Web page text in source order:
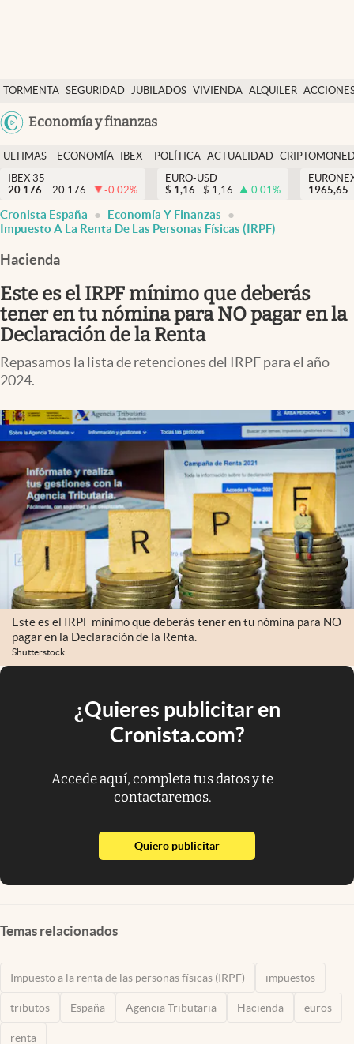
TORMENTA SEGURIDAD JUBILADOS VIVIENDA ALQUILER
USA
Economía y finanzas
Economía y finanzas
Política
Actualidad
Criptomonedas
España
ULTIMAS
NOTICIAS
ECONOMÍA
FINANZAS
IBEX
EURO
POLÍTICA ACTUALIDAD
IBEX 35
20.176
20.176 -0.02%
EURO-USD
$ 1,16 $ 1,16 0.01%
1965,65
Cronista España
Economía Y Finanzas
Impuesto A La Renta De Las Personas Físicas (IRPF)
Hacienda
Este es el IRPF mínimo que deberás
tener en tu nómina para NO pagar en la
Declaración de la Renta
Repasamos la lista de retenciones del IRPF para el año
2024.
Este es el IRPF mínimo que deberás tener en tu nómina para NO
pagar en la Declaración de la Renta.
Shutterstock
¿Quieres publicitar en
Cronista.com?
Accede aquí, completa tus datos y te
contactaremos.
Quiero publicitarabre en nueva pestaña
Temas relacionados
Impuesto a la renta de las personas físicas (IRPF) impuestos
tributos España Agencia Tributaria Hacienda euros
renta